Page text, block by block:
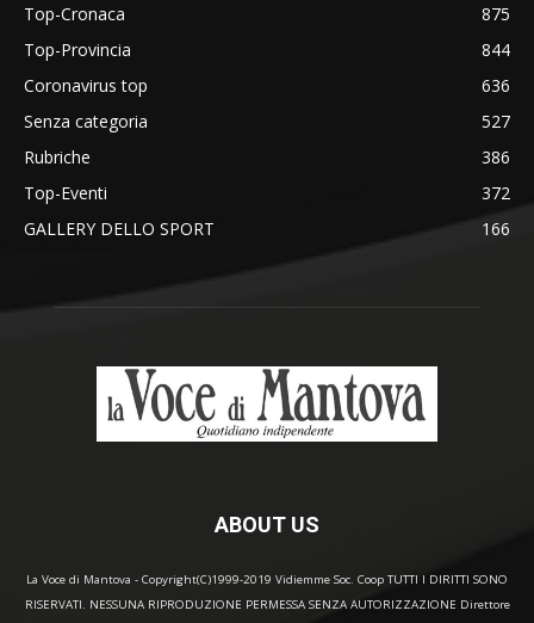
Top-Cronaca
875
Top-Provincia
844
Coronavirus top
636
Senza categoria
527
Rubriche
386
Top-Eventi
372
GALLERY DELLO SPORT
166
ABOUT US
La Voce di Mantova - Copyright(C)1999-2019 Vidiemme Soc. Coop TUTTI I DIRITTI SONO
RISERVATI. NESSUNA RIPRODUZIONE PERMESSA SENZA AUTORIZZAZIONE Direttore